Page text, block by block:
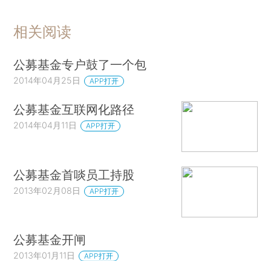
相关阅读
公募基金专户鼓了一个包
2014年04月25日 APP打开
公募基金互联网化路径
2014年04月11日 APP打开
公募基金首啖员工持股
2013年02月08日 APP打开
公募基金开闸
2013年01月11日 APP打开